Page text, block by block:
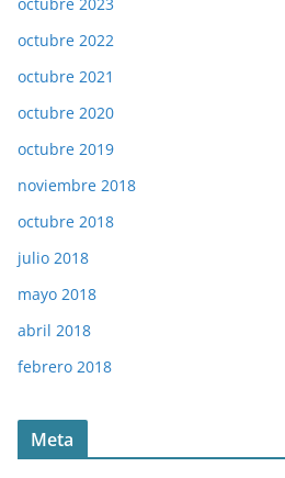
octubre 2023
octubre 2022
octubre 2021
octubre 2020
octubre 2019
noviembre 2018
octubre 2018
julio 2018
mayo 2018
abril 2018
febrero 2018
Meta